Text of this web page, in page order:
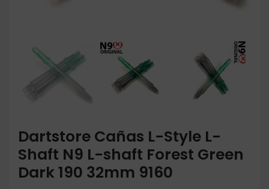
Dartstore Cañas L-Style L-
Shaft N9 L-shaft Forest Green
Dark 190 32mm 9160